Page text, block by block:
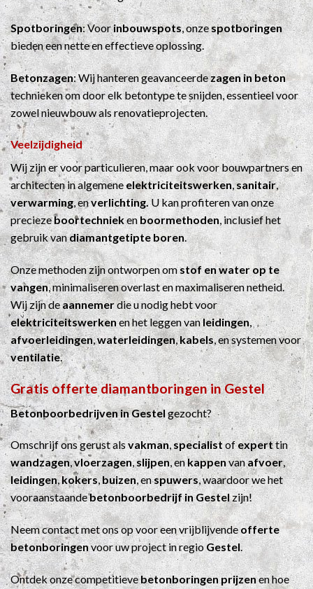
Spotboringen: Voorinbouwspots, onzespotboringen
bieden een nette en effectieve oplossing.
Betonzagen: Wij hanteren geavanceerde zagen in beton
technieken om door elk betontype te snijden, essentieel voor
zowel nieuwbouw als renovatieprojecten.
Veelzijdigheid
Wij zijn er voor particulieren, maar ook voor bouwpartners en
architecten in algemeneelektriciteitswerken,sanitair,
verwarming, enverlichting.U kan profiteren van onze
preciezeboortechniekenboormethoden, inclusief het
gebruik vandiamantgetipte boren.
Onze methoden zijn ontworpen omstof en water op te
vangen, minimaliseren overlast en maximaliseren netheid.
Wij zijn deaannemerdie u nodig hebt voor
elektriciteitswerkenen het leggen vanleidingen,
afvoerleidingen,waterleidingen,kabels, en systemen voor
ventilatie.
Gratis offerte diamantboringen in Gestel
Betonboorbedrijven in Gestelgezocht?
Omschrijf ons gerust alsvakman,specialistofexperttin
wandzagen,vloerzagen,slijpen, enkappenvanafvoer,
leidingen,kokers,buizen, enspuwers, waardoor we het
vooraanstaandebetonboorbedrijf in Gestelzijn!
Neem contact met ons op voor een vrijblijvendeofferte
betonboringenvoor uw project in regio Gestel.
Ontdek onze competitievebetonboringen prijzenen hoe